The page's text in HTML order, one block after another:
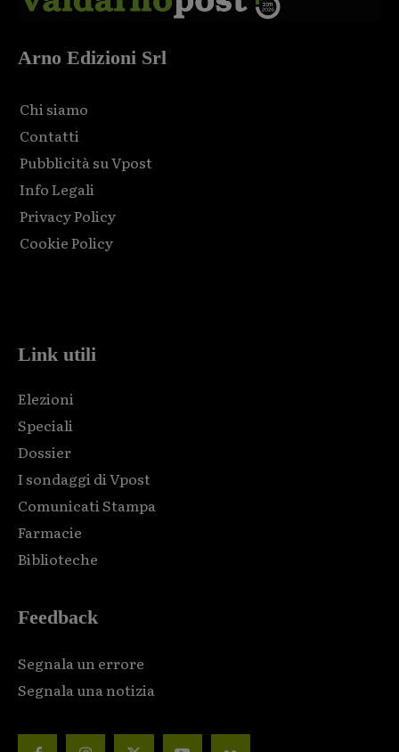
Arno Edizioni Srl
Chi siamo
Contatti
Pubblicità su Vpost
Info Legali
Privacy Policy
Cookie Policy
Link utili
Elezioni
Speciali
Dossier
I sondaggi di Vpost
Comunicati Stampa
Farmacie
Biblioteche
Feedback
Segnala un errore
Segnala una notizia